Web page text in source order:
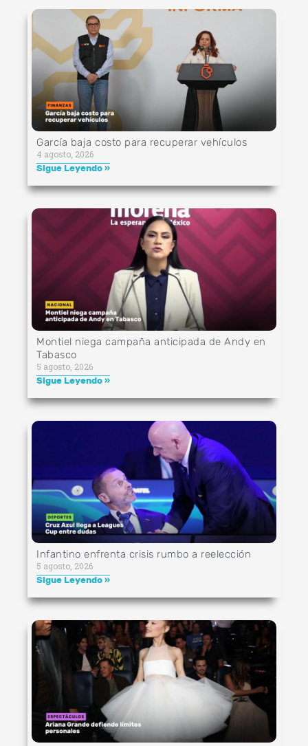
García baja costo para recuperar vehículos
4 agosto, 2026
Sigue Leyendo »
Montiel niega campaña anticipada de Andy en
Tabasco
5 agosto, 2026
Sigue Leyendo »
Infantino enfrenta crisis rumbo a reelección
5 agosto, 2026
Sigue Leyendo »